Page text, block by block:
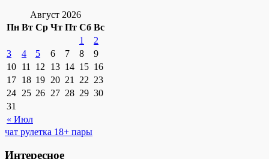
Август 2026
Пн Вт Ср Чт Пт Сб Вс
« Июл
1
2
3
4 5 6 7 8
9
10 11 12 13 14 15 16
17 18 19 20 21 22 23
24 25 26 27 28 29 30
31
чат рулетка 18+ пары
Интересное